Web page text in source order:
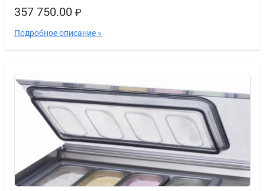
357 750.00 ₽
Подробное описание »